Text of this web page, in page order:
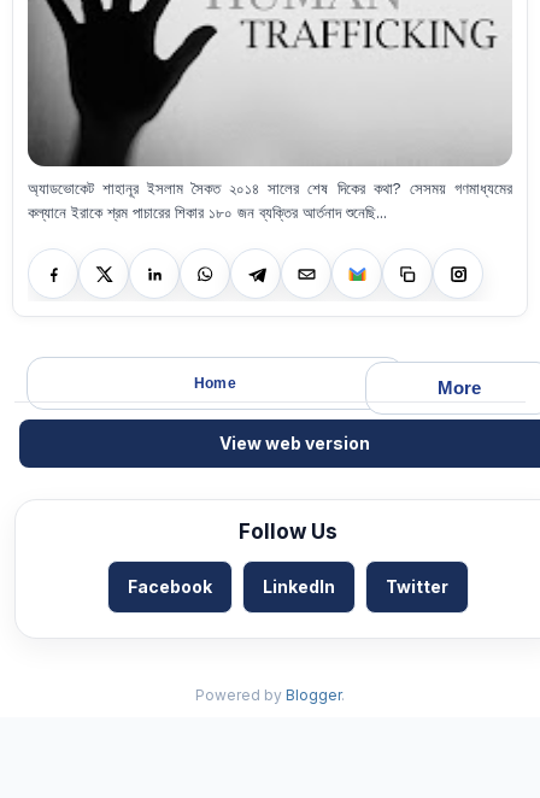
অ্যাডভোকেট শাহানূর ইসলাম সৈকত ২০১৪ সালের শেষ দিকের কথা? সেসময় গণমাধ্যমের
কল্যানে ইরাকে শ্রম পাচারের শিকার ১৮০ জন ব্যক্তির আর্তনাদ শুনেছি...
More
Home
View web version
Follow Us
Facebook LinkedIn Twitter
Powered by Blogger.